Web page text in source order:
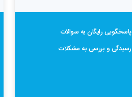
پاسخگویی رایگان به سوالات
رسیدگی و بررسی به مشکلات